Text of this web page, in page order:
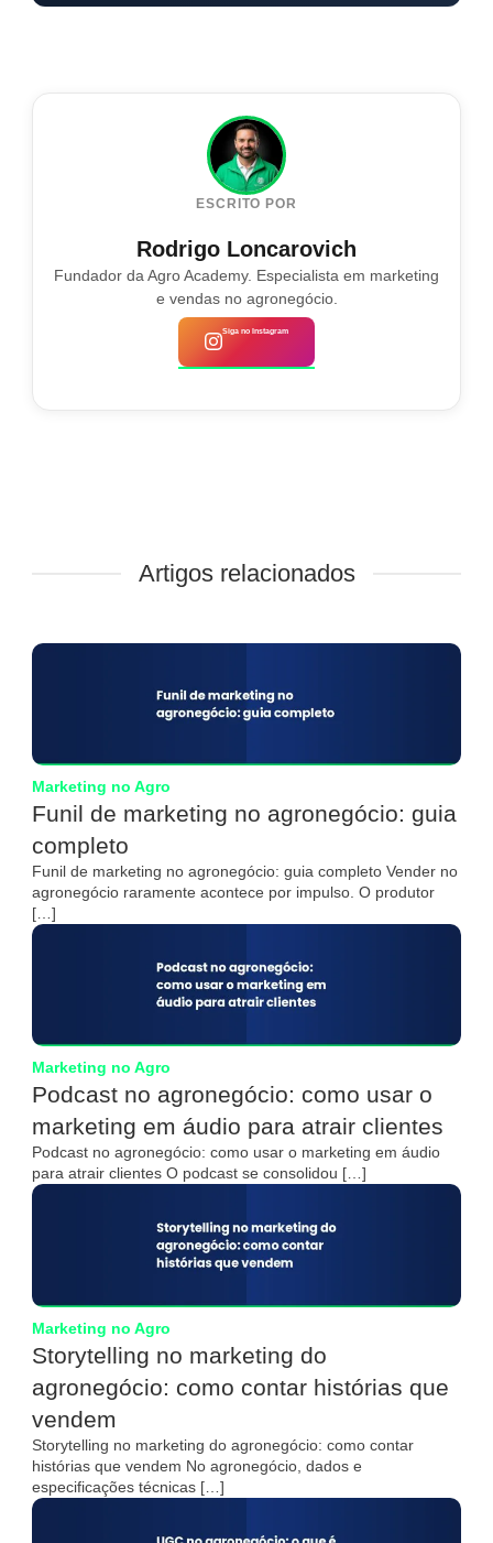
ESCRITO POR
Rodrigo Loncarovich
Fundador da Agro Academy. Especialista em marketing
e vendas no agronegócio.
Siga no Instagram
Artigos relacionados
Marketing no Agro
Funil de marketing no agronegócio: guia
completo
Funil de marketing no agronegócio: guia completo Vender no
agronegócio raramente acontece por impulso. O produtor
[…]
Marketing no Agro
Podcast no agronegócio: como usar o
marketing em áudio para atrair clientes
Podcast no agronegócio: como usar o marketing em áudio
para atrair clientes O podcast se consolidou […]
Marketing no Agro
Storytelling no marketing do
agronegócio: como contar histórias que
vendem
Storytelling no marketing do agronegócio: como contar
histórias que vendem No agronegócio, dados e
especificações técnicas […]